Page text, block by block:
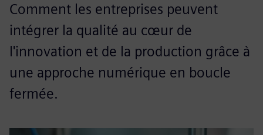
Comment les entreprises peuvent
intégrer la qualité au cœur de
l'innovation et de la production grâce à
une approche numérique en boucle
fermée.